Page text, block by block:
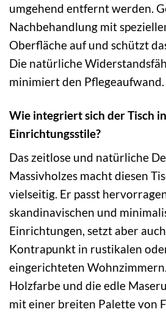
umgehend entfernt werden.
Nachbehandlung mit
Oberfläche auf und schützt
Die natürliche
minimiert den Pflegeaufwand.
Wie integriert sich der Tisch
Einrichtungsstile?
Das zeitlose und natürliche
Massivholzes macht diesen
vielseitig. Er passt
skandinavischen und
Einrichtungen, setzt aber
Kontrapunkt in rustikalen
eingerichteten
Holzfarbe und die edle
mit einer breiten Palette von